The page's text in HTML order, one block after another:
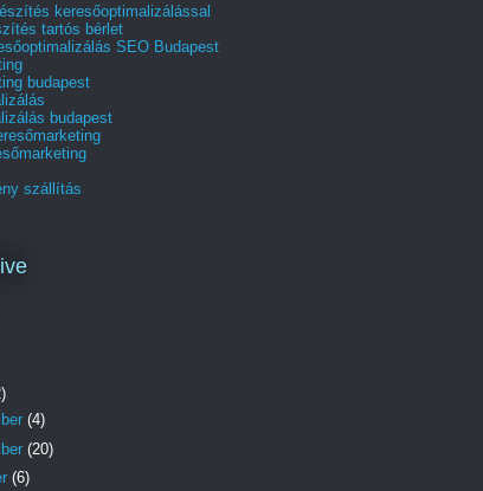
keresőoptimalizálással
tartós bérlet
SEO Budapest
budapest
budapest
szállítás
(4)
(20)
(6)